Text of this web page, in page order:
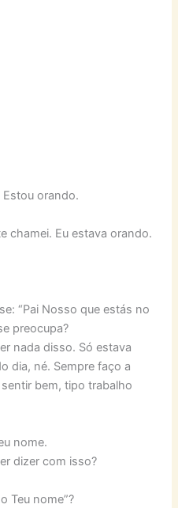
Estou orando.
chamei. Eu estava orando.
“Pai Nosso que estás no
preocupa?
nada disso. Só estava
dia, né. Sempre faço a
bem, tipo trabalho
nome.
dizer com isso?
Teu nome”?